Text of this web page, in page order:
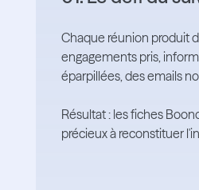
Chaque réunion produit
engagements pris,
éparpillées, des emails
Résultat : les fiches
précieux à reconstituer